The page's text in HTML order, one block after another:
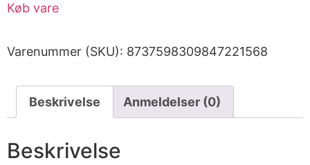
Køb vare
Varenummer (SKU): 8737598309847221568
Beskrivelse Anmeldelser (0)
Beskrivelse